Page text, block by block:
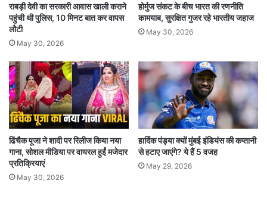
राबड़ी देवी का सरकारी आवास खाली कराने
पहुंची थी पुलिस, 10 मिनट बात कर वापस
लौटी
May 30, 2026
होर्मुज संकट के बीच भारत की रणनीति
कामयाब, सुरक्षित गुजर रहे भारतीय जहाज
May 30, 2026
ढिंचैक पूजा ने शादी पर रिलीज किया नया
गाना, सोशल मीडिया पर वायरल हुईं मजेदार
प्रतिक्रियाएं
May 30, 2026
हार्दिक पंड्या क्यों मुंबई इंडियंस की कप्तानी
से हटाए जाएंगे? ये हैं 5 वजह
May 29, 2026